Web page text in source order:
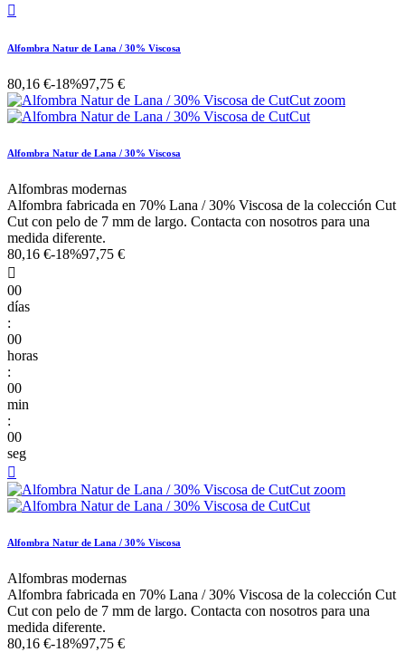

Alfombra Natur de Lana / 30% Viscosa
80,16 €-18%97,75 €
Alfombra Natur de Lana / 30% Viscosa
Alfombras modernas
Alfombra fabricada en 70% Lana / 30% Viscosa de la colección Cut
Cut con pelo de 7 mm de largo. Contacta con nosotros para una
medida diferente.
80,16 €-18%97,75 €

00
días
:
00
horas
:
00
min
:
00
seg

Alfombra Natur de Lana / 30% Viscosa
Alfombras modernas
Alfombra fabricada en 70% Lana / 30% Viscosa de la colección Cut
Cut con pelo de 7 mm de largo. Contacta con nosotros para una
medida diferente.
80,16 €-18%97,75 €